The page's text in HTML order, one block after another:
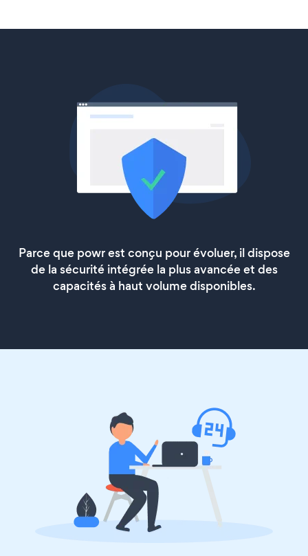
Parce que powr est conçu pour évoluer, il dispose
de la sécurité intégrée la plus avancée et des
capacités à haut volume disponibles.